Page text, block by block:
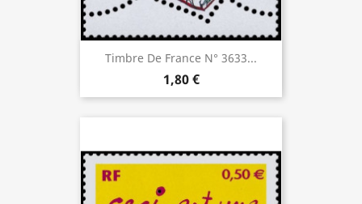
Timbre De France N° 3633...
1,80 €